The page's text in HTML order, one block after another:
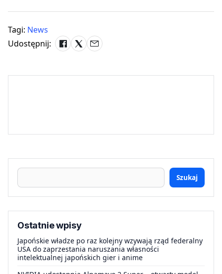
Tagi: News
Udostępnij:
Szukaj
Ostatnie wpisy
Japońskie władze po raz kolejny wzywają rząd federalny
USA do zaprzestania naruszania własności
intelektualnej japońskich gier i anime